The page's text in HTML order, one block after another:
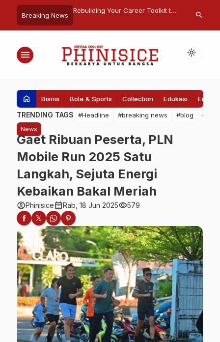
Breaking News
Bantu
Rumah
Rebuilding Your Career Toolkit to
Nyobain
Nih
search
menu light_mode
home Bisnis Bola & Sports Collection Edukasi
TRENDING TAGS #Headline #breaking news #blog
News
Gaet Ribuan Peserta, PLN
Mobile Run 2025 Satu
Langkah, Sejuta Energi
Kebaikan Bakal Meriah
account_circlePhinisicecalendar_monthRab, 18 Jun 2025visibility579